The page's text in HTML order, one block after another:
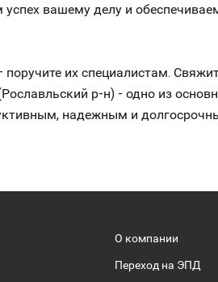
вашему делу и
их специалистам.
р-н) - одно из
надежным и
О компании
Переход на ЭПД